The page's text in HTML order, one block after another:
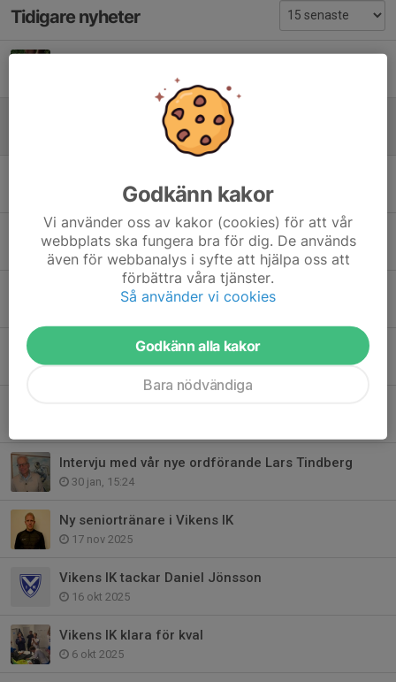
Tidigare nyheter
17 apr, 11:00
Säsongspremiär Dam U
11 apr, 20:15
Premiärhelg på Vikvalla
Det ska löna sig att vara föreningsmedlem!
20 mar, 14:10
Intervju med vår nye ordförande Lars Tindberg
30 jan, 15:24
Ny seniortränare i Vikens IK
17 nov 2025
Vikens IK tackar Daniel Jönsson
16 okt 2025
Vikens IK klara för kval
6 okt 2025
Godkänn kakor
Vi använder oss av kakor (cookies) för att vår
webbplats ska fungera bra för dig. De används
även för webbanalys i syfte att hjälpa oss att
förbättra våra tjänster.
Så använder vi cookies
Godkänn alla kakor
Bara nödvändiga